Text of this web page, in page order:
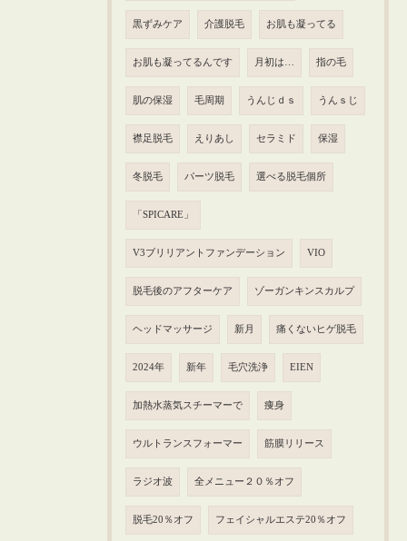
黒ずみケア 介護脱毛 お肌も凝ってる
お肌も凝ってるんです 月初は… 指の毛
肌の保湿 毛周期 うんじｄｓ うんｓじ
襟足脱毛 えりあし セラミド 保湿
冬脱毛 パーツ脱毛 選べる脱毛個所
「SPICARE」
V3ブリリアントファンデーション VIO
脱毛後のアフターケア ゾーガンキンスカルプ
ヘッドマッサージ 新月 痛くないヒゲ脱毛
2024年 新年 毛穴洗浄 EIEN
加熱水蒸気スチーマーで 痩身
ウルトランスフォーマー 筋膜リリース
ラジオ波 全メニュー２０％オフ
脱毛20％オフ フェイシャルエステ20％オフ